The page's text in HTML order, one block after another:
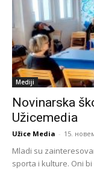
Mediji
Novinarska
Užicemedia
Užice Media - 15.
Mladi su
sporta i kulture. Oni